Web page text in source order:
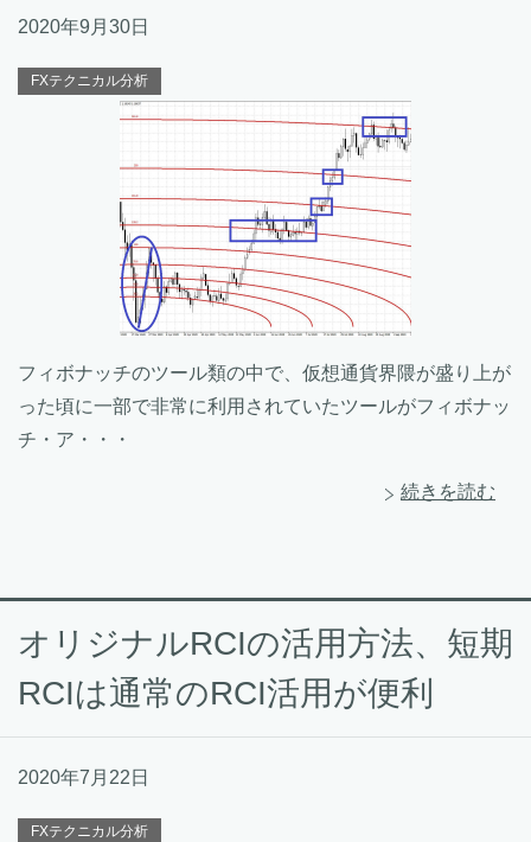
2020年9月30日
FXテクニカル分析
フィボナッチのツール類の中で、仮想通貨界隈が盛り上が
った頃に一部で非常に利用されていたツールがフィボナッ
チ・ア・・・
続きを読む
オリジナルRCIの活用方法、短期
RCIは通常のRCI活用が便利
2020年7月22日
FXテクニカル分析